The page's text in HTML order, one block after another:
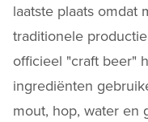
laatste plaats omdat
traditionele
officieel "craft beer"
ingrediënten
mout, hop, water en